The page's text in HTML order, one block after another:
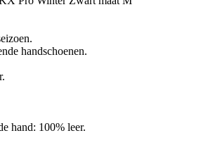
handschoenen.
hand: 100% leer.